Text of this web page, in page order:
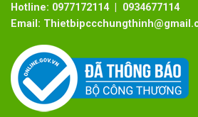
Hotline: 0977172114 | 0934677114
Email: